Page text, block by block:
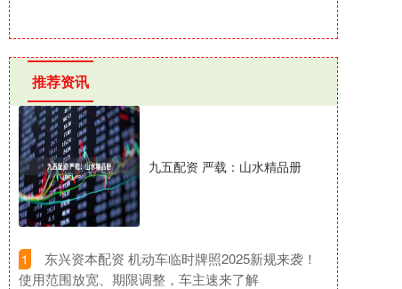
推荐资讯
九五配资 严载：山水精品册
1
​东兴资本配资 机动车临时牌照2025新规来袭！
使用范围放宽、期限调整，车主速来了解